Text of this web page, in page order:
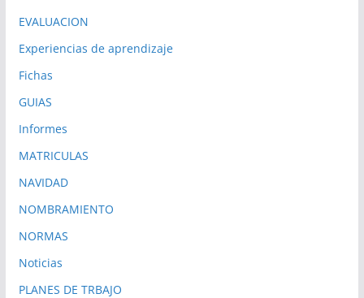
EVALUACION
Experiencias de aprendizaje
Fichas
GUIAS
Informes
MATRICULAS
NAVIDAD
NOMBRAMIENTO
NORMAS
Noticias
PLANES DE TRBAJO